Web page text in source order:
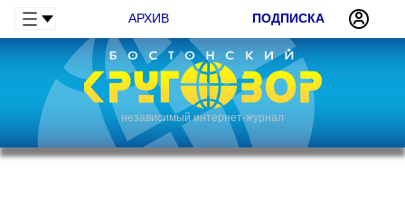
АРХИВ ПОДПИСКА
независимый интернет-журнал